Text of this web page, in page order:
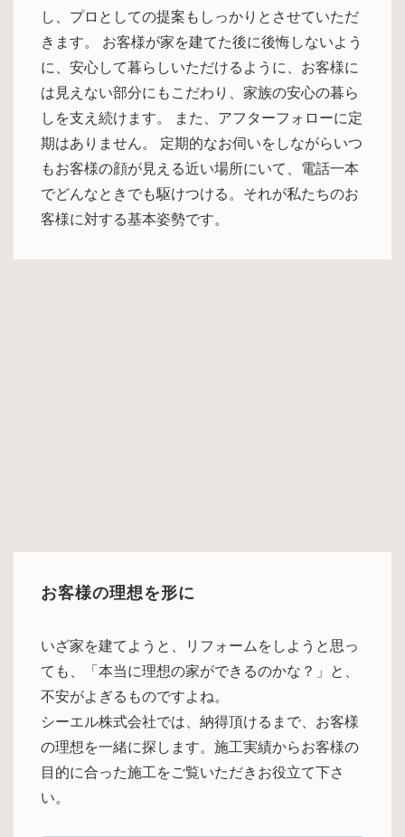
し、プロとしての提案もしっかりとさせていただ
きます。 お客様が家を建てた後に後悔しないよう
に、安心して暮らしいただけるように、お客様に
は見えない部分にもこだわり、家族の安心の暮ら
しを支え続けます。 また、アフターフォローに定
期はありません。 定期的なお伺いをしながらいつ
もお客様の顔が見える近い場所にいて、電話一本
でどんなときでも駆けつける。それが私たちのお
客様に対する基本姿勢です。
お客様の理想を形に
いざ家を建てようと、リフォームをしようと思っ
ても、「本当に理想の家ができるのかな？」と、
不安がよぎるものですよね。
シーエル株式会社では、納得頂けるまで、お客様
の理想を一緒に探します。施工実績からお客様の
目的に合った施工をご覧いただきお役立て下さ
い。